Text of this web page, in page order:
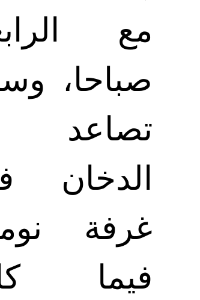
مع
صباحا،
تصاعد
الدخان
غرفة
فيما